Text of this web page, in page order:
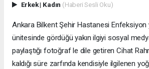
Erkek| Kadın (Haberi Sesli Oku)
Ankara Bilkent Şehir Hastanesi Enfeksiyon
ünitesinde gördüğü yakın ilgiyi sosyal
paylaştığı fotoğraf le dile getiren Cihat
kaldığı süre zarfında kendisiyle ilgilenen